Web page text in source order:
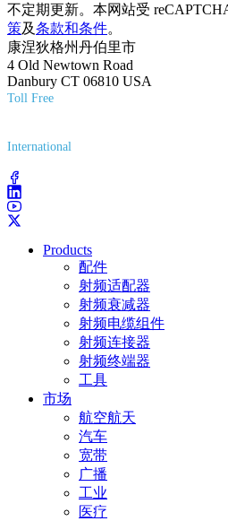
不定期更新。本网站受
策及条款和条件。
康涅狄格州丹伯里市
4 Old Newtown Road
Danbury CT 06810 USA
Toll Free
International
Products
配件
射频适配器
射频衰减器
射频电缆组件
射频连接器
射频终端器
工具
市场
航空航天
汽车
宽带
广播
工业
医疗